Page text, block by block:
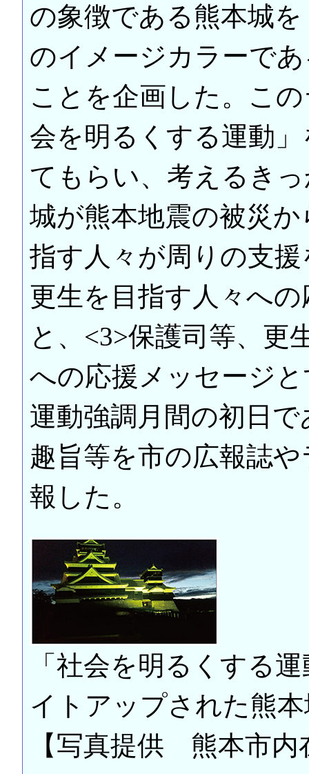
の象徴である熊本城
のイメージカラーで
ことを企画した。こ
会を明るくする運動
てもらい、考えるき
城が熊本地震の被災
指す人々が周りの支
更生を目指す人々へ
と、<3>保護司等、更
への応援メッセージ
運動強調月間の初日
趣旨等を市の広報誌
報した。
「社会を明るくする
イトアップされた熊
【写真提供 熊本市内